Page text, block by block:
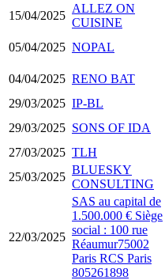
15/04/2025
ALLEZ ON
CUISINE
05/04/2025 NOPAL
04/04/2025 RENO BAT
29/03/2025 IP-BL
29/03/2025 SONS OF IDA
27/03/2025 TLH
25/03/2025
BLUESKY
CONSULTING
22/03/2025
SAS au capital de
1.500.000 € Siège
social : 100 rue
Réaumur75002
Paris RCS Paris
805261898